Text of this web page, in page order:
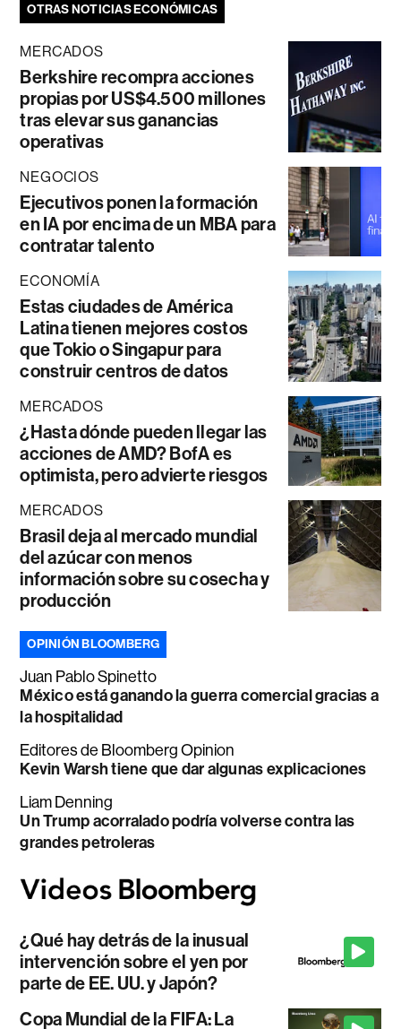
OTRAS NOTICIAS ECONÓMICAS
MERCADOS
Berkshire recompra acciones
propias por US$4.500 millones
tras elevar sus ganancias
operativas
NEGOCIOS
Ejecutivos ponen la formación
en IA por encima de un MBA para
contratar talento
ECONOMÍA
Estas ciudades de América
Latina tienen mejores costos
que Tokio o Singapur para
construir centros de datos
MERCADOS
¿Hasta dónde pueden llegar las
acciones de AMD? BofA es
optimista, pero advierte riesgos
MERCADOS
Brasil deja al mercado mundial
del azúcar con menos
información sobre su cosecha y
producción
OPINIÓN BLOOMBERG
Juan Pablo Spinetto
México está ganando la guerra comercial gracias a
la hospitalidad
Editores de Bloomberg Opinion
Kevin Warsh tiene que dar algunas explicaciones
Liam Denning
Un Trump acorralado podría volverse contra las
grandes petroleras
¿Qué hay detrás de la inusual
intervención sobre el yen por
parte de EE. UU. y Japón?
Copa Mundial de la FIFA: La